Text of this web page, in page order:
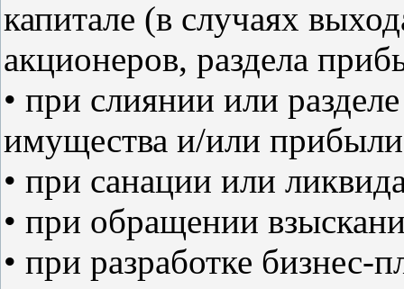
капитале (в случаях
акционеров, раздела
• при слиянии или
имущества и/или
• при санации или
• при обращении
• при разработке